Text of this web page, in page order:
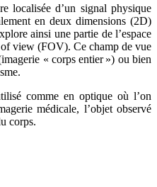
localisée d’un signal physique
en deux dimensions (2D)
ainsi une partie de l’espace
view (FOV). Ce champ de vue
« corps entier ») ou bien
comme en optique où l’on
médicale, l’objet observé
corps.